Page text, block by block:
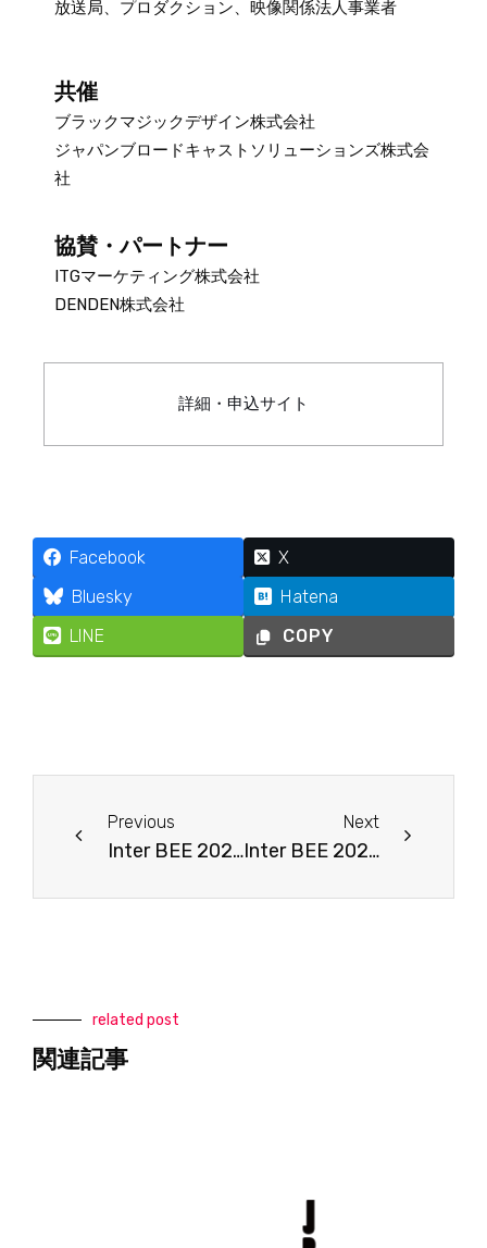
放送局、プロダクション、映像関係法人事業者
共催
ブラックマジックデザイン株式会社
ジャパンブロードキャストソリューションズ株式会
社
協賛・パートナー
ITGマーケティング株式会社
DENDEN株式会社
詳細・申込サイト
Facebook
X
Bluesky
Hatena
LINE
COPY
Previous
Inter BEE 2024 出展のお知らせ
Next
Inter BEE 2024 TILTAブースへのご来場ありがとうございました
related post
関連記事